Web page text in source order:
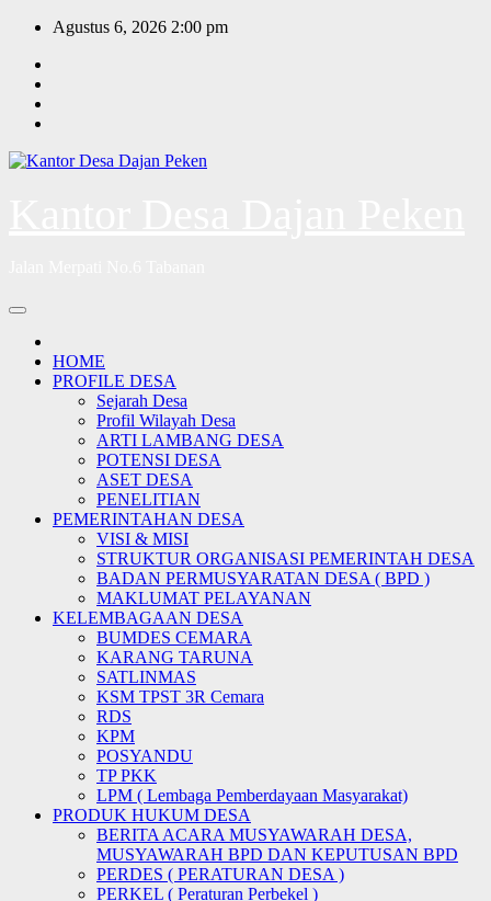
Skip
content
Agustus 6, 2026 2:00 pm
HOME
PROFILE DESA
Sejarah Desa
Profil Wilayah Desa
ARTI LAMBANG DESA
POTENSI DESA
ASET DESA
PENELITIAN
PEMERINTAHAN DESA
VISI & MISI
STRUKTUR ORGANISASI PEMERINTAH DESA
BADAN PERMUSYARATAN DESA ( BPD )
MAKLUMAT PELAYANAN
KELEMBAGAAN DESA
BUMDES CEMARA
KARANG TARUNA
SATLINMAS
KSM TPST 3R Cemara
RDS
KPM
POSYANDU
TP PKK
LPM ( Lembaga Pemberdayaan Masyarakat)
PRODUK HUKUM DESA
BERITA ACARA MUSYAWARAH DESA,
MUSYAWARAH BPD DAN KEPUTUSAN BPD
PERDES ( PERATURAN DESA )
PERKEL ( Peraturan Perbekel )